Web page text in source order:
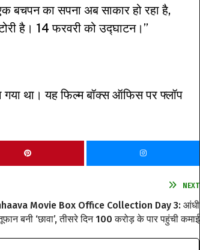
बचपन का सपना अब साकार हो रहा है,
है। 14 फरवरी को उद्घाटन।”
गया था। यह फिल्म बॉक्स ऑफिस पर फ्लॉप
NEXT
Movie Box Office Collection Day 3: आंधी
बनी ‘छावा’, तीसरे दिन 100 करोड़ के पार पहुंची कमाई